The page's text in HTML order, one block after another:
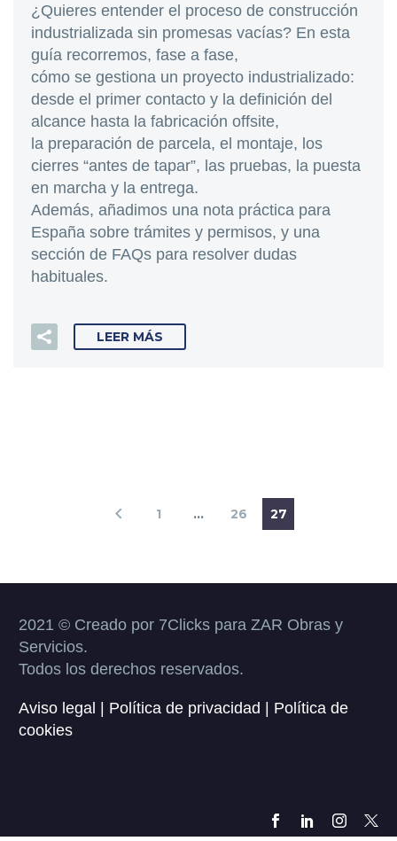
¿Quieres entender el proceso de construcción
industrializada sin promesas vacías? En esta
guía recorremos, fase a fase,
cómo se gestiona un proyecto industrializado:
desde el primer contacto y la definición del
alcance hasta la fabricación offsite,
la preparación de parcela, el montaje, los
cierres “antes de tapar”, las pruebas, la puesta
en marcha y la entrega.
Además, añadimos una nota práctica para
España sobre trámites y permisos, y una
sección de FAQs para resolver dudas
habituales.
LEER MÁS
1 … 26 27
2021 © Creado por 7Clicks para ZAR Obras y
Servicios.
Todos los derechos reservados.
Aviso legal Política de privacidad
Política de
cookies